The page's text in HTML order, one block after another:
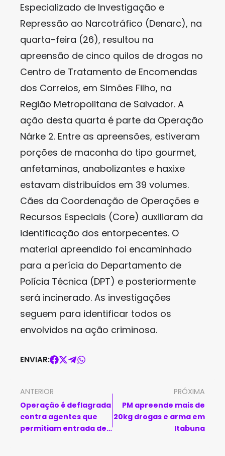
Especializado de Investigação e
Repressão ao Narcotráfico (Denarc), na
quarta-feira (26), resultou na
apreensão de cinco quilos de drogas no
Centro de Tratamento de Encomendas
dos Correios, em Simões Filho, na
Região Metropolitana de Salvador. A
ação desta quarta é parte da Operação
Nárke 2. Entre as apreensões, estiveram
porções de maconha do tipo gourmet,
anfetaminas, anabolizantes e haxixe
estavam distribuídos em 39 volumes.
Cães da Coordenação de Operações e
Recursos Especiais (Core) auxiliaram da
identificação dos entorpecentes. O
material apreendido foi encaminhado
para a perícia do Departamento de
Polícia Técnica (DPT) e posteriormente
será incinerado. As investigações
seguem para identificar todos os
envolvidos na ação criminosa.
ENVIAR:
ANTERIOR
Operação é deflagrada
contra agentes que
permitiam entrada de
PRÓXIMA
PM apreende mais de
20kg drogas e arma em
Itabuna